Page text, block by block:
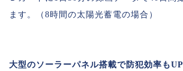
ます。（8時間の太陽光蓄電の場合）
大型のソーラーパネル搭載で防犯効率もUP